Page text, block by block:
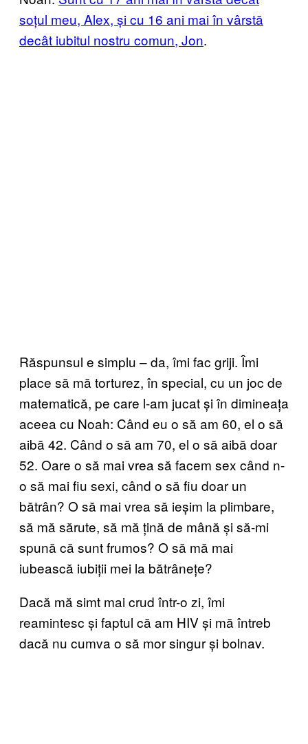
soțul meu, Alex, și cu 16 ani mai în vârstă
decât iubitul nostru comun, Jon.
Răspunsul e simplu – da, îmi fac griji. Îmi
place să mă torturez, în special, cu un joc de
matematică, pe care l-am jucat și în dimineața
aceea cu Noah: Când eu o să am 60, el o să
aibă 42. Când o să am 70, el o să aibă doar
52. Oare o să mai vrea să facem sex când n-
o să mai fiu sexi, când o să fiu doar un
bătrân? O să mai vrea să ieșim la plimbare,
să mă sărute, să mă țină de mână și să-mi
spună că sunt frumos? O să mă mai
iubească iubiții mei la bătrânețe?
Dacă mă simt mai crud într-o zi, îmi
reamintesc și faptul că am HIV și mă întreb
dacă nu cumva o să mor singur și bolnav.